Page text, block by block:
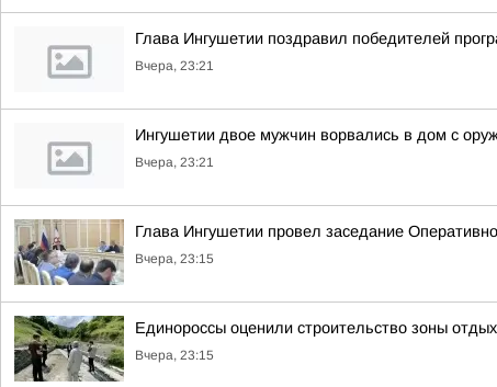
Глава Ингушетии поздравил победителей
Вчера, 23:21
Ингушетии двое мужчин ворвались в дом с
Вчера, 23:21
Глава Ингушетии провел заседание
Вчера, 23:15
Единороссы оценили строительство зоны
Вчера, 23:15